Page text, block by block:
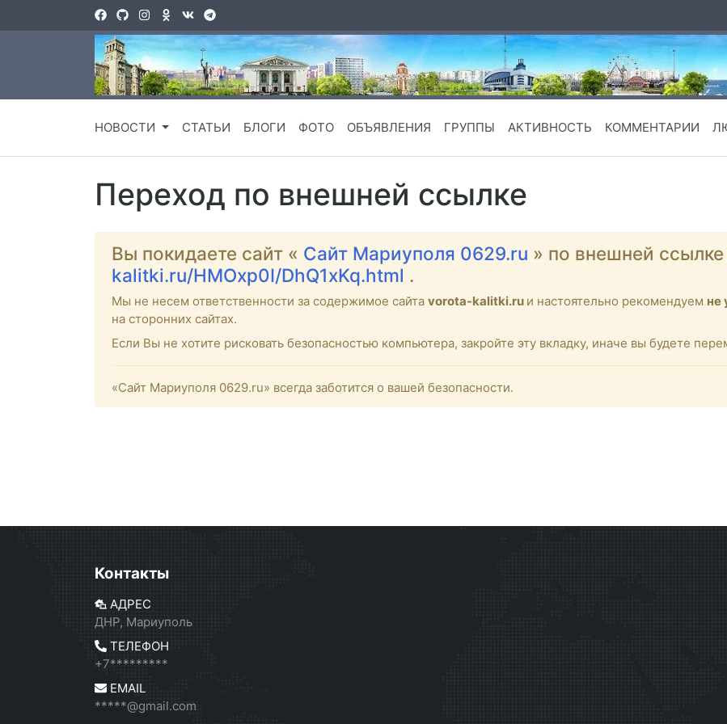
НОВОСТИ СТАТЬИ БЛОГИ ФОТО ОБЪЯВЛЕНИЯ ГРУППЫ АКТИВНОСТЬ КОММЕНТАРИИ
Переход по внешней ссылке
Вы покидаете сайт « Сайт Мариуполя 0629.ru » по внешней ссылке
kalitki.ru/HMOxp0I/DhQ1xKq.html .
Мы не несем ответственности за содержимое сайта vorota-kalitki.ru и настоятельно рекомендуем не
на сторонних сайтах.
Если Вы не хотите рисковать безопасностью компьютера, закройте эту вкладку, иначе вы будете
«Сайт Мариуполя 0629.ru» всегда заботится о вашей безопасности.
Контакты
АДРЕС
ДНР, Мариуполь
ТЕЛЕФОН
+7*********
EMAIL
*****@gmail.com